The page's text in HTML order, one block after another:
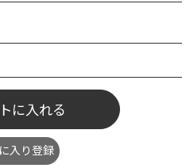
に入れる
入り登録